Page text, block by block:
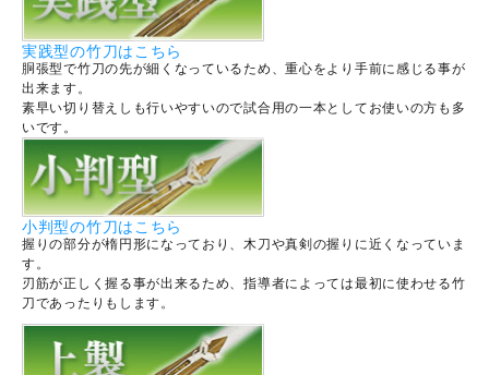
実践型の竹刀はこちら
胴張型で竹刀の先が細くなっているため、重心をより手前に感じる事が
出来ます。
素早い切り替えしも行いやすいので試合用の一本としてお使いの方も多
いです。
小判型の竹刀はこちら
握りの部分が楕円形になっており、木刀や真剣の握りに近くなっていま
す。
刃筋が正しく握る事が出来るため、指導者によっては最初に使わせる竹
刀であったりもします。